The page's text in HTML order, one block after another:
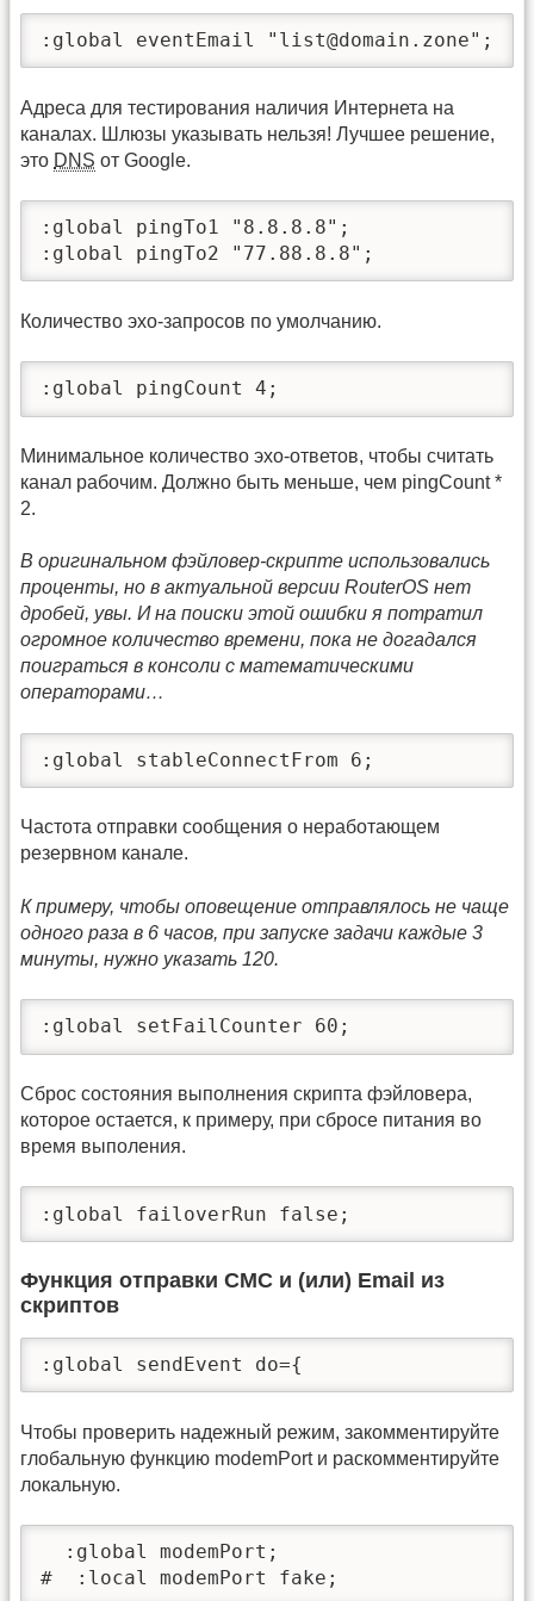
:global eventEmail "list@domain.zone";
Адреса для тестирования наличия Интернета на
каналах. Шлюзы указывать нельзя! Лучшее решение,
это DNS от Google.
:global pingTo1 "8.8.8.8";
:global pingTo2 "77.88.8.8";
Количество эхо-запросов по умолчанию.
:global pingCount 4;
Минимальное количество эхо-ответов, чтобы считать
канал рабочим. Должно быть меньше, чем pingCount *
2.
В оригинальном фэйловер-скрипте использовались
проценты, но в актуальной версии RouterOS нет
дробей, увы. И на поиски этой ошибки я потратил
огромное количество времени, пока не догадался
поиграться в консоли с математическими
операторами…
:global stableConnectFrom 6;
Частота отправки сообщения о неработающем
резервном канале.
К примеру, чтобы оповещение отправлялось не чаще
одного раза в 6 часов, при запуске задачи каждые 3
минуты, нужно указать 120.
:global setFailCounter 60;
Сброс состояния выполнения скрипта фэйловера,
которое остается, к примеру, при сбросе питания во
время выполения.
:global failoverRun false;
Функция отправки СМС и (или) Email из
скриптов
:global sendEvent do={
Чтобы проверить надежный режим, закомментируйте
глобальную функцию modemPort и раскомментируйте
локальную.
  :global modemPort;
#  :local modemPort fake;